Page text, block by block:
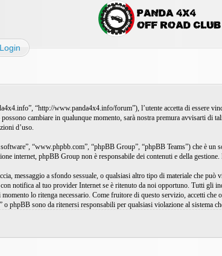
Login
“http://www.panda4x4.info/forum”), l’utente accetta di essere
cambiare in qualunque momento, sarà nostra premura avvisarti di
d’uso.
“www.phpbb.com”, “phpBB Group”, “phpBB Teams”) che è un
internet, phpBB Group non è responsabile dei contenuti e della
messaggio a sfondo sessuale, o qualsiasi altro tipo di materiale che
notifica al tuo provider Internet se è ritenuto da noi opportuno. Tutti
lo ritenga necessario. Come fruitore di questo servizio, accetti
phpBB sono da ritenersi responsabili per qualsiasi violazione al sistema